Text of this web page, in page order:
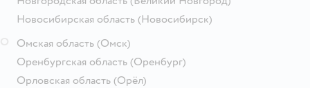
Новосибирская область (Новосибирск)
Омская область (Омск)
Оренбургская область (Оренбург)
Орловская область (Орёл)